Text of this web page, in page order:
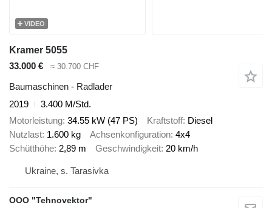
VIDEO
Kramer 5055
33.000 €
≈ 30.700 CHF
Baumaschinen - Radlader
2019
3.400 M/Std.
Motorleistung 34.55 kW (47 PS) Kraftstoff Diesel
Nutzlast 1.600 kg Achsenkonfiguration 4x4
Schütthöhe 2,89 m Geschwindigkeit 20 km/h
Ukraine, s. Tarasivka
OOO "Tehnovektor"